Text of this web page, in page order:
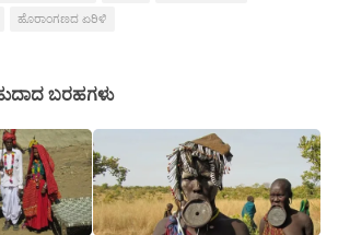
ಹೊರಾಂಗಣದ ಏರಿಳಿ
ಬರಹಗಳು